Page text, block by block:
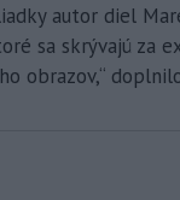
autor diel
sa skrývajú za
obrazov,“